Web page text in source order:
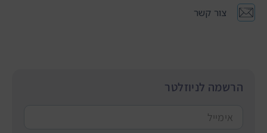
צור קשר
הרשמה לניוזלטר